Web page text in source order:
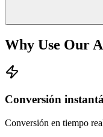
Why Use Our
Conversión
Conversión en tiempo